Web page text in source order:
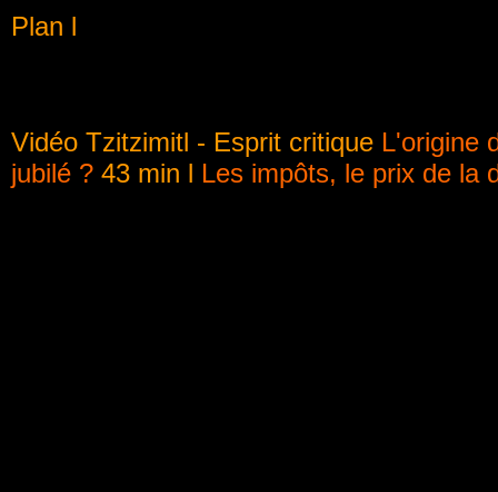
Plan l
Vidéo Tzitzimitl - Esprit critique L'origine
jubilé ? 43 min l Les impôts, le prix de la